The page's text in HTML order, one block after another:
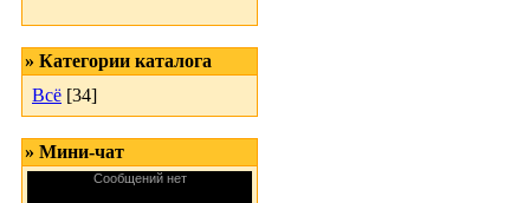
» Категории каталога
Всё [34]
» Мини-чат